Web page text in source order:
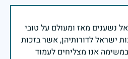
נשענים מאז ומעולם על טובי
ישראל לדורותיהן, אשר בזכות
אנו מצליחים לעמוד